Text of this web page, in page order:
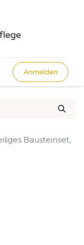
Anmelden
Bausteinset,